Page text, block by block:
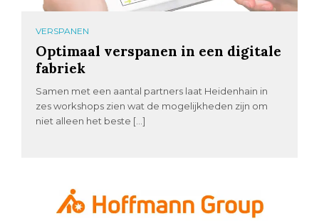
VERSPANEN
Optimaal verspanen in een digitale
fabriek
Samen met een aantal partners laat Heidenhain in
zes workshops zien wat de mogelijkheden zijn om
niet alleen het beste […]